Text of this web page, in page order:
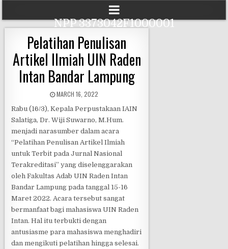
Pelatihan Penulisan
Artikel Ilmiah UIN Raden
Intan Bandar Lampung
MARCH 16, 2022
Rabu (16/3), Kepala Perpustakaan IAIN
Salatiga, Dr. Wiji Suwarno, M.Hum.
menjadi narasumber dalam acara
“Pelatihan Penulisan Artikel Ilmiah
untuk Terbit pada Jurnal Nasional
Terakreditasi” yang diselenggarakan
oleh Fakultas Adab UIN Raden Intan
Bandar Lampung pada tanggal 15-16
Maret 2022. Acara tersebut sangat
bermanfaat bagi mahasiswa UIN Raden
Intan. Hal itu terbukti dengan
antusiasme para mahasiswa menghadiri
dan mengikuti pelatihan hingga selesai.
NPP 3373042F1000001